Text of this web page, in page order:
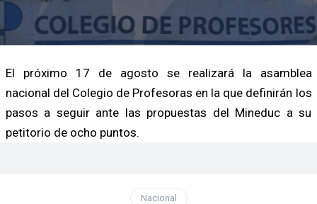
El próximo 17 de agosto se realizará la asamblea
nacional del Colegio de Profesoras en la que definirán los
pasos a seguir ante las propuestas del Mineduc a su
petitorio de ocho puntos.
Nacional